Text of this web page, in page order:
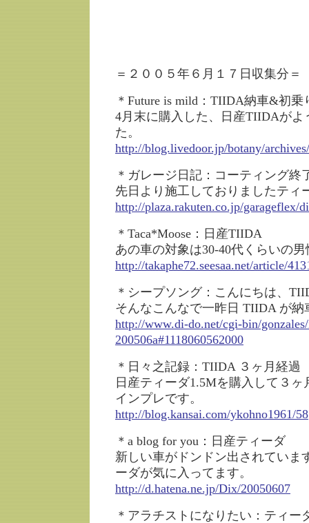
＝２００５年６月１７日収集分＝
＊Future is mild：TIIDA納車&初乗
4月末に購入した、日産TIIDAがよ
た。
http://blog.livedoor.jp/botany/
＊ガレージ日記：コーティング終
先日より施工しておりましたティ
http://plaza.rakuten.co.jp/garageflex/
＊Taca*Moose：日産TIIDA
あの車の対象は30-40代くらいの
http://takaphe72.seesaa.net/article/
＊シープソング：こんにちは、
そんなこんなで一昨日 TIIDA が納
http://www.di-do.net/cgi-bin/
200506a#1118060562000
＊日々之記録：TIIDA ３ヶ月経過
日産ティーダ1.5Mを購入して３
インプレです。
http://blog.kansai.com/ykohno1961/58
＊a blog for you：日産ティーダ
新しい車がドンドン出されていま
ーダが気に入ってます。
http://d.hatena.ne.jp/Dix/20050607
＊アラチストになりたい：ティー